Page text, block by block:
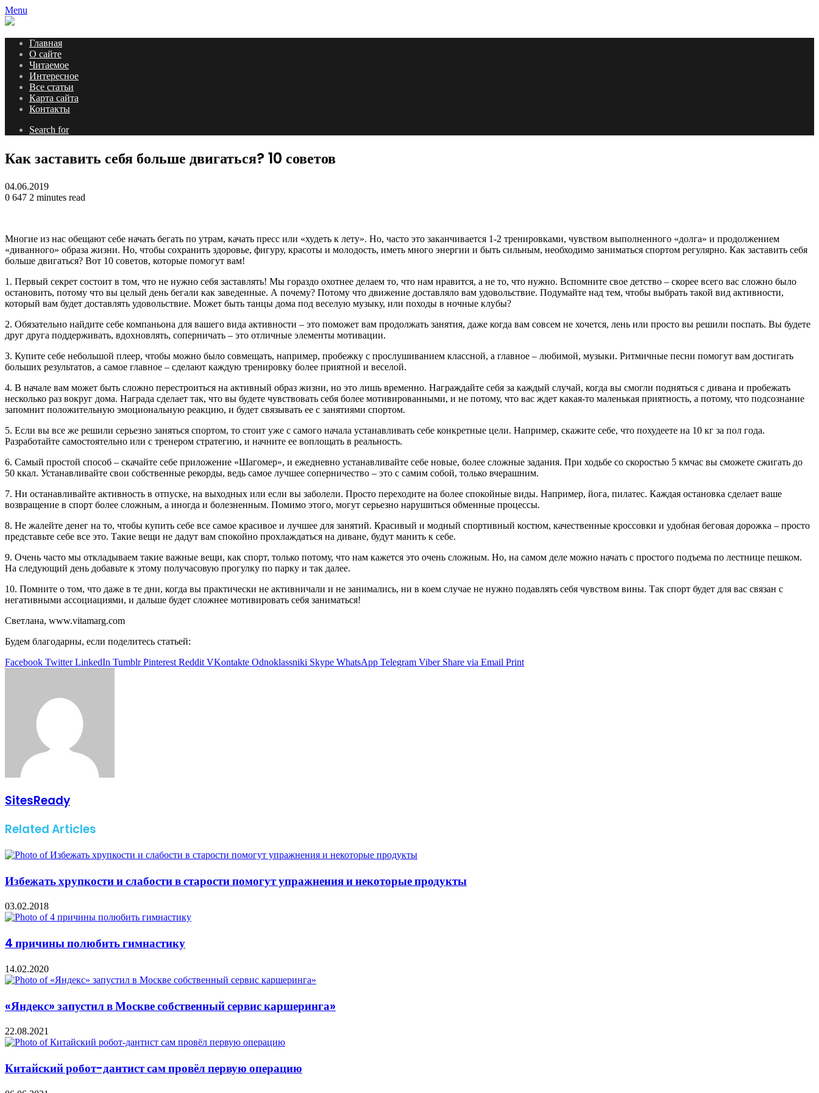
Menu
Главная
О сайте
Читаемое
Интересное
Все статьи
Карта сайта
Контакты
Search for
Как заставить себя больше двигаться? 10 советов
04.06.2019
0 647 2 minutes read
Многие из нас обещают себе начать бегать по утрам, качать пресс или «худеть к лету». Но, часто это заканчивается 1-2 тренировками, чувством выполненного «долга» и продолжением
«диванного» образа жизни. Но, чтобы сохранить здоровье, фигуру, красоты и молодость, иметь много энергии и быть сильным, необходимо заниматься спортом регулярно. Как заставить себя
больше двигаться? Вот 10 советов, которые помогут вам!
1. Первый секрет состоит в том, что не нужно себя заставлять! Мы гораздо охотнее делаем то, что нам нравится, а не то, что нужно. Вспомните свое детство – скорее всего вас сложно было
остановить, потому что вы целый день бегали как заведенные. А почему? Потому что движение доставляло вам удовольствие. Подумайте над тем, чтобы выбрать такой вид активности,
который вам будет доставлять удовольствие. Может быть танцы дома под веселую музыку, или походы в ночные клубы?
2. Обязательно найдите себе компаньона для вашего вида активности – это поможет вам продолжать занятия, даже когда вам совсем не хочется, лень или просто вы решили поспать. Вы будете
друг друга поддерживать, вдохновлять, соперничать – это отличные элементы мотивации.
3. Купите себе небольшой плеер, чтобы можно было совмещать, например, пробежку с прослушиванием классной, а главное – любимой, музыки. Ритмичные песни помогут вам достигать
больших результатов, а самое главное – сделают каждую тренировку более приятной и веселой.
4. В начале вам может быть сложно перестроиться на активный образ жизни, но это лишь временно. Награждайте себя за каждый случай, когда вы смогли подняться с дивана и пробежать
несколько раз вокруг дома. Награда сделает так, что вы будете чувствовать себя более мотивированными, и не потому, что вас ждет какая-то маленькая приятность, а потому, что подсознание
запомнит положительную эмоциональную реакцию, и будет связывать ее с занятиями спортом.
5. Если вы все же решили серьезно заняться спортом, то стоит уже с самого начала устанавливать себе конкретные цели. Например, скажите себе, что похудеете на 10 кг за пол года.
Разработайте самостоятельно или с тренером стратегию, и начните ее воплощать в реальность.
6. Самый простой способ – скачайте себе приложение «Шагомер», и ежедневно устанавливайте себе новые, более сложные задания. При ходьбе со скоростью 5 кмчас вы сможете сжигать до
50 ккал. Устанавливайте свои собственные рекорды, ведь самое лучшее соперничество – это с cамим собой, только вчерашним.
7. Ни останавливайте активность в отпуске, на выходных или если вы заболели. Просто переходите на более спокойные виды. Например, йога, пилатес. Каждая остановка сделает ваше
возвращение в спорт более сложным, а иногда и болезненным. Помимо этого, могут серьезно нарушиться обменные процессы.
8. Не жалейте денег на то, чтобы купить себе все самое красивое и лучшее для занятий. Красивый и модный спортивный костюм, качественные кроссовки и удобная беговая дорожка – просто
представьте себе все это. Такие вещи не дадут вам спокойно прохлаждаться на диване, будут манить к себе.
9. Очень часто мы откладываем такие важные вещи, как спорт, только потому, что нам кажется это очень сложным. Но, на самом деле можно начать с простого подъема по лестнице пешком.
На следующий день добавьте к этому получасовую прогулку по парку и так далее.
10. Помните о том, что даже в те дни, когда вы практически не активничали и не занимались, ни в коем случае не нужно подавлять себя чувством вины. Так спорт будет для вас связан с
негативными ассоциациями, и дальше будет сложнее мотивировать себя заниматься!
Светлана, www.vitamarg.com
Будем благодарны, если поделитесь статьей:
Facebook Twitter LinkedIn Tumblr Pinterest Reddit VKontakte Odnoklassniki Skype WhatsApp Telegram Viber Share via Email Print
SitesReady
Related Articles
Избежать хрупкости и слабости в старости помогут упражнения и некоторые продукты
03.02.2018
4 причины полюбить гимнастику
14.02.2020
«Яндекс» запустил в Москве собственный сервис каршеринга»
22.08.2021
Китайский робот-дантист сам провёл первую операцию